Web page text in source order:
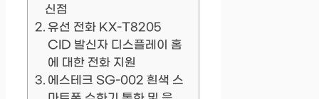
신점
유선 전화 KX-T8205
CID 발신자 디스플레이 홈
에 대한 전화 지원
에스테크 SG-002 흰색 스